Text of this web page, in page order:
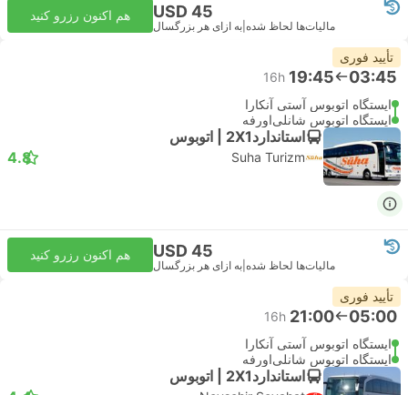
USD 45
مالیات‌ها لحاظ شده به ازای هر بزرگسال
هم اکنون رزرو کنید
تأیید فوری
03:45
19:45
16h
ایستگاه اتوبوس آستی آنکارا
ایستگاه اتوبوس شانلی‌اورفه
استاندارد2X1 | اتوبوس
Suha Turizm
4.8
USD 45
مالیات‌ها لحاظ شده به ازای هر بزرگسال
هم اکنون رزرو کنید
تأیید فوری
05:00
21:00
16h
ایستگاه اتوبوس آستی آنکارا
ایستگاه اتوبوس شانلی‌اورفه
استاندارد2X1 | اتوبوس